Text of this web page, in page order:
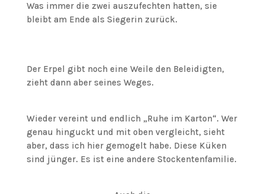
Was immer die zwei auszufechten hatten, sie
bleibt am Ende als Siegerin zurück.
Der Erpel gibt noch eine Weile den Beleidigten,
zieht dann aber seines Weges.
Wieder vereint und endlich „Ruhe im Karton“. Wer
genau hinguckt und mit oben vergleicht, sieht
aber, dass ich hier gemogelt habe. Diese Küken
sind jünger. Es ist eine andere Stockentenfamilie.